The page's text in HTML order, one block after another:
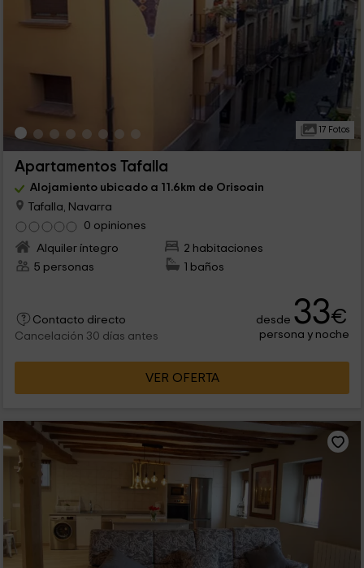
17 Fotos
Apartamentos Tafalla
Alojamiento ubicado a 11.6km de Orisoain
Tafalla, Navarra
0 opiniones
Alquiler íntegro
2 habitaciones
5 personas
1 baños
Contacto directo
Cancelación 30 días antes
desde 33€
persona y noche
VER OFERTA